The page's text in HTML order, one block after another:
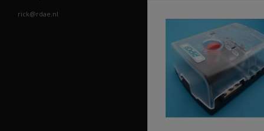
rick@rdae.nl